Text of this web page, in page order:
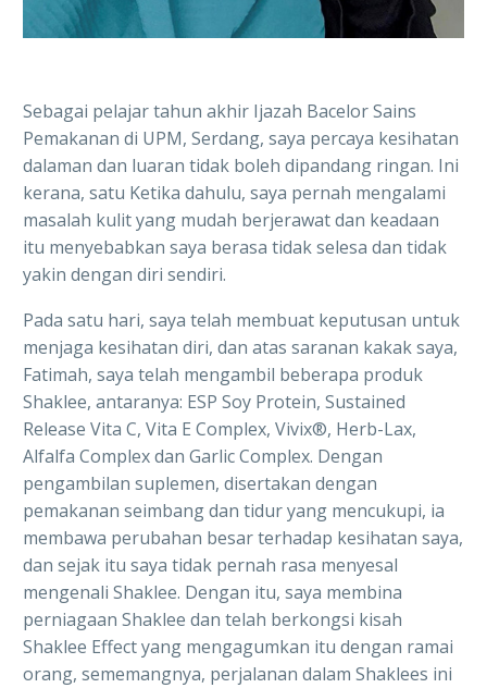
Sebagai pelajar tahun akhir Ijazah Bacelor Sains
Pemakanan di UPM, Serdang, saya percaya kesihatan
dalaman dan luaran tidak boleh dipandang ringan. Ini
kerana, satu Ketika dahulu, saya pernah mengalami
masalah kulit yang mudah berjerawat dan keadaan
itu menyebabkan saya berasa tidak selesa dan tidak
yakin dengan diri sendiri.
Pada satu hari, saya telah membuat keputusan untuk
menjaga kesihatan diri, dan atas saranan kakak saya,
Fatimah, saya telah mengambil beberapa produk
Shaklee, antaranya: ESP Soy Protein, Sustained
Release Vita C, Vita E Complex, Vivix®, Herb-Lax,
Alfalfa Complex dan Garlic Complex. Dengan
pengambilan suplemen, disertakan dengan
pemakanan seimbang dan tidur yang mencukupi, ia
membawa perubahan besar terhadap kesihatan saya,
dan sejak itu saya tidak pernah rasa menyesal
mengenali Shaklee. Dengan itu, saya membina
perniagaan Shaklee dan telah berkongsi kisah
Shaklee Effect yang mengagumkan itu dengan ramai
orang, sememangnya, perjalanan dalam Shaklees ini